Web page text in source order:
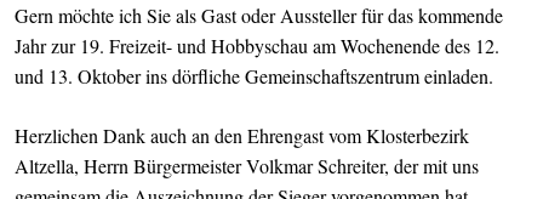
Gern möchte ich Sie als Gast oder Aussteller für das kommende
Jahr zur 19. Freizeit- und Hobbyschau am Wochenende des 12.
und 13. Oktober ins dörfliche Gemeinschaftszentrum einladen.
Herzlichen Dank auch an den Ehrengast vom Klosterbezirk
Altzella, Herrn Bürgermeister Volkmar Schreiter, der mit uns